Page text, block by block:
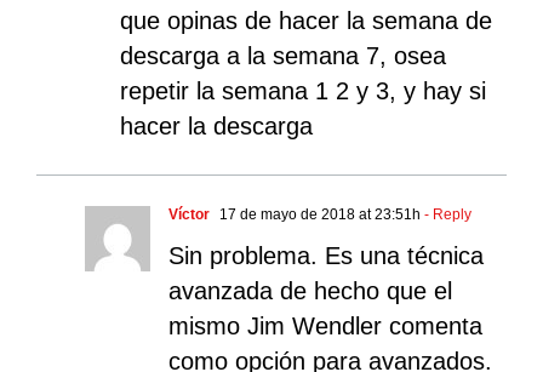
que opinas de hacer la semana de
descarga a la semana 7, osea
repetir la semana 1 2 y 3, y hay si
hacer la descarga
Víctor 17 de mayo de 2018 at 23:51h - Reply
Sin problema. Es una técnica
avanzada de hecho que el
mismo Jim Wendler comenta
como opción para avanzados.